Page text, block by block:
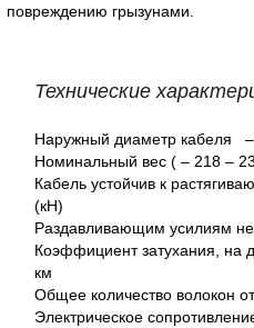
повреждению грызунами.
Технические
Наружный диаметр кабеля
Номинальный вес ( – 218 –
Кабель устойчив к
(кН)
Раздавливающим усилиям
Коэффициент затухания, на
км
Общее количество волокон
Электрическое